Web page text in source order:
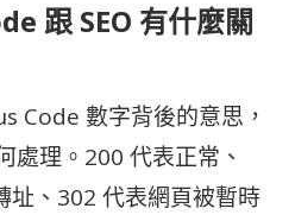
跟 SEO 有什麼關
Code 數字背後的意思，
處理。200 代表正常、
址、302 代表網頁被暫時